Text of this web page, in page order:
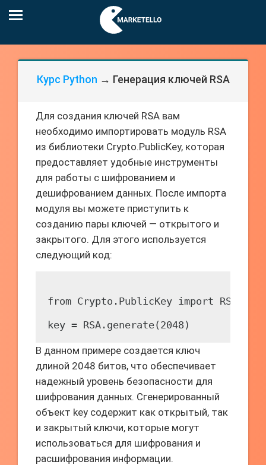
Курс Python → Генерация ключей RSA
Для создания ключей RSA вам
необходимо импортировать модуль RSA
из библиотеки Crypto.PublicKey, которая
предоставляет удобные инструменты
для работы с шифрованием и
дешифрованием данных. После импорта
модуля вы можете приступить к
созданию пары ключей — открытого и
закрытого. Для этого используется
следующий код:
from Crypto.PublicKey import RSA
В данном примере создается ключ
длиной 2048 битов, что обеспечивает
надежный уровень безопасности для
шифрования данных. Сгенерированный
объект key содержит как открытый, так
и закрытый ключи, которые могут
использоваться для шифрования и
расшифрования информации.